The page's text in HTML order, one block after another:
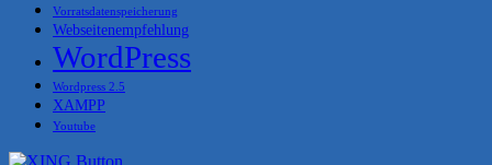
Vorratsdatenspeicherung
Webseitenempfehlung
WordPress
Wordpress 2.5
XAMPP
Youtube